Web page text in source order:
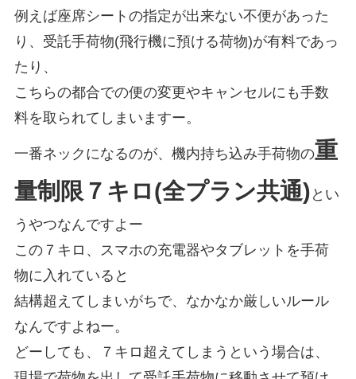
例えば座席シートの指定が出来ない不便があった
り、受託手荷物(飛行機に預ける荷物)が有料であっ
たり、
こちらの都合での便の変更やキャンセルにも手数
料を取られてしまいますー。
一番ネックになるのが、機内持ち込み手荷物の重
量制限７キロ(全プラン共通) とい
うやつなんですよー
この７キロ、スマホの充電器やタブレットを手荷
物に入れていると
結構超えてしまいがちで、なかなか厳しいルール
なんですよねー。
どーしても、７キロ超えてしまうという場合は、